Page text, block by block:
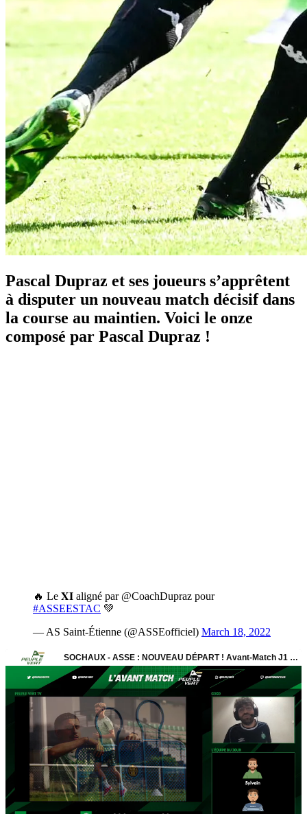
Pascal Dupraz et ses joueurs s’apprêtent
à disputer un nouveau match décisif dans
la course au maintien. Voici le onze
composé par Pascal Dupraz !
🔥 Le 𝐗𝐈 aligné par @CoachDupraz pour
#ASSEESTAC 💚
— AS Saint-Étienne (@ASSEofficiel) March 18, 2022